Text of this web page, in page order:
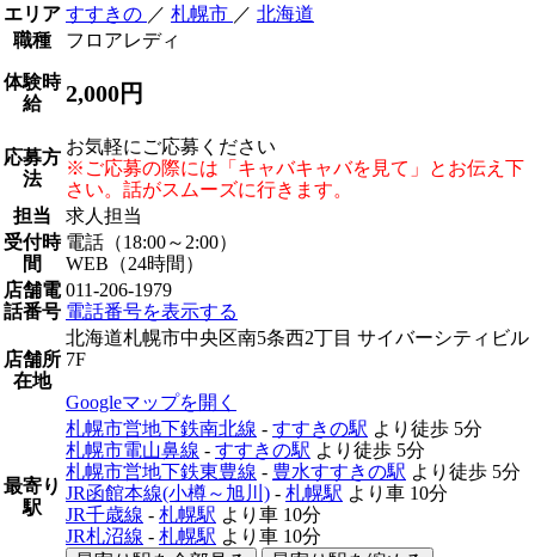
エリア すすきの ／ 札幌市 ／ 北海道
職種
フロアレディ
体験時
給
2,000円
応募方
法
お気軽にご応募ください
※ご応募の際には「キャバキャバを見て」とお伝え下
さい。話がスムーズに行きます。
担当
求人担当
受付時
間
電話（18:00～2:00）
WEB（24時間）
店舗電
話番号
011-206-1979
電話番号を表示する
店舗所
在地
北海道札幌市中央区南5条西2丁目 サイバーシティビル
7F
Googleマップを開く
最寄り
駅
札幌市営地下鉄南北線 - すすきの駅 より徒歩 5分
札幌市電山鼻線 - すすきの駅 より徒歩 5分
札幌市営地下鉄東豊線 - 豊水すすきの駅 より徒歩 5分
JR函館本線(小樽～旭川) - 札幌駅 より車 10分
JR千歳線 - 札幌駅 より車 10分
JR札沼線 - 札幌駅 より車 10分